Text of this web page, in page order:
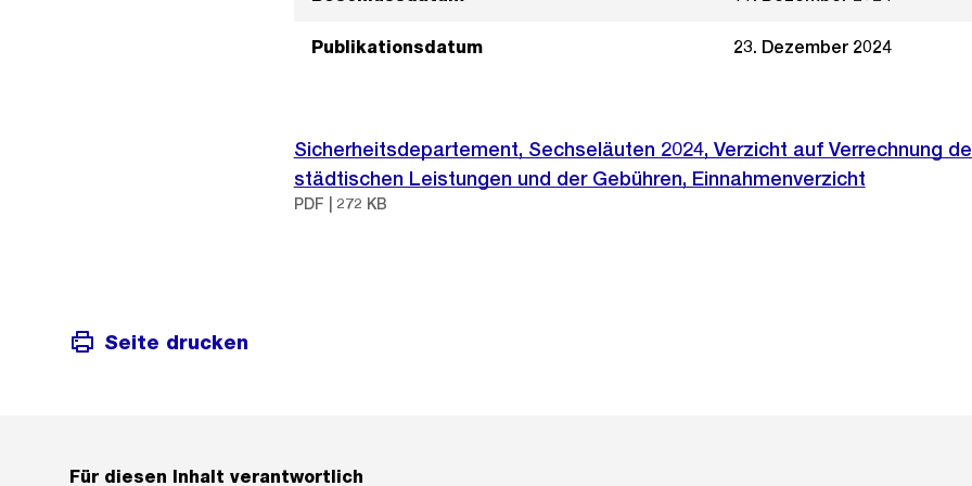
Publikationsdatum 23. Dezember 2024
Sicherheitsdepartement, Sechseläuten 2024, Verzicht auf Verrechnung
städtischen Leistungen und der Gebühren, Einnahmenverzicht
PDF | 272 KB
Seite drucken
Für diesen Inhalt verantwortlich